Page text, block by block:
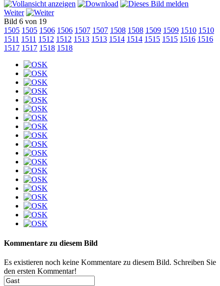
Weiter
Bild 6 von 19
1505 1505 1506 1506 1507 1507 1508 1508 1509 1509 1510 1510
1511 1511 1512 1512 1513 1513 1514 1514 1515 1515 1516 1516
1517 1517 1518 1518
Kommentare zu diesem Bild
Es existieren noch keine Kommentare zu diesem Bild. Schreiben Sie
den ersten Kommentar!